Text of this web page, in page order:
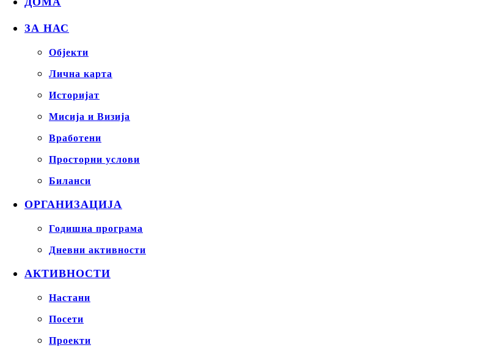
ЗА НАС
Објекти
Лична карта
Историјат
Мисија и Визија
Вработени
Просторни услови
Биланси
ОРГАНИЗАЦИЈА
Годишна програма
Дневни активности
АКТИВНОСТИ
Настани
Посети
Проекти